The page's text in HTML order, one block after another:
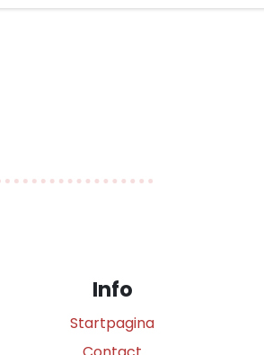
Info
Startpagina